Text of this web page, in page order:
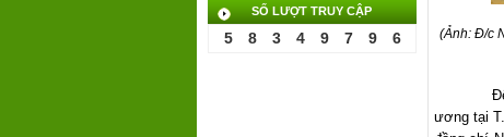
SỐ LƯỢT TRUY CẬP
5 8 3 4 9 7 9 6
(Ảnh: Đ/c
ương tại